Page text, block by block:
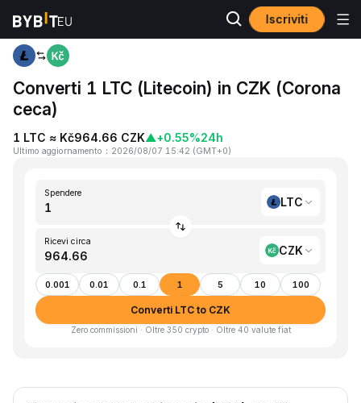
Iscriviti
Home LTC to CZK
Converti 1 LTC (Litecoin) in CZK (Corona
ceca)
1 LTC ≈ Kč964.66 CZK▲+0.55%24h
Ultimo aggiornamento ： 2026/08/07 15:42 (GMT+0)
Spendere
LTC
Ricevi circa
CZK
0.001 0.01 0.1 1 5 10 100
Converti LTC to CZK
Zero commissioni · Oltre 350 crypto · Oltre 40 valute fiat